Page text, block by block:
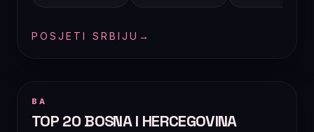
POSJETI SRBIJU →
BA
TOP 20 BOSNA I HERCEGOVINA